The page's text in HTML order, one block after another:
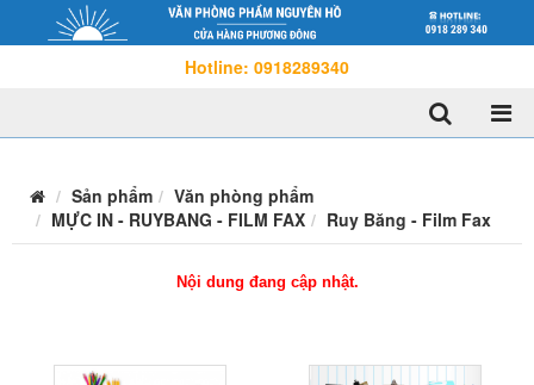
Hotline: 0918289340
Sản phẩm
Văn phòng phẩm
MỰC IN - RUYBANG - FILM FAX
Ruy Băng - Film Fax
Nội dung đang cập nhật.